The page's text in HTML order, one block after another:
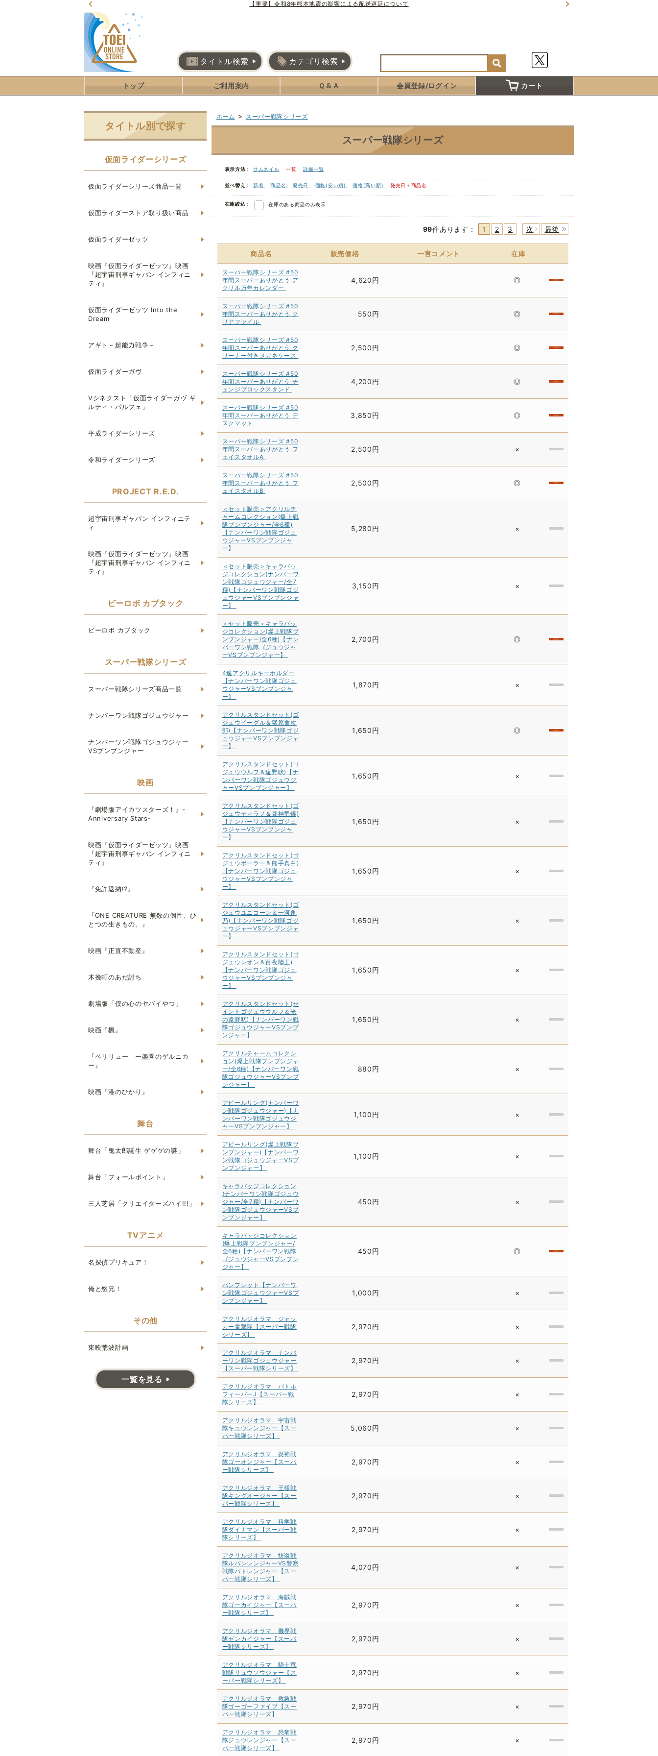
【重要】令和8年熊本地震の影響による配送遅延について
タイトル検索 カテゴリ検索
トップ ご利用案内 Ｑ＆Ａ 会員登録/ログイン カート
ホーム > スーパー戦隊シリーズ
スーパー戦隊シリーズ
表示方法： サムネイル 一覧 詳細一覧
並べ替え： 新着 商品名 発売日 価格(安い順) 価格(高い順) 発売日＋商品名
在庫絞込： 在庫のある商品のみ表示
99件あります ： 1 2 3 次 最後
商品名 販売価格 一言コメント 在庫
スーパー戦隊シリーズ #50
年間スーパーありがとう ア
クリル万年カレンダー
4,620円 ◎
スーパー戦隊シリーズ #50
年間スーパーありがとう ク
リアファイル
550円 ◎
スーパー戦隊シリーズ #50
年間スーパーありがとう ク
リーナー付きメガネケース
2,500円 ◎
スーパー戦隊シリーズ #50
年間スーパーありがとう チ
ェンジブロックスタンド
4,200円 ◎
スーパー戦隊シリーズ #50
年間スーパーありがとう デ
スクマット
3,850円 ◎
スーパー戦隊シリーズ #50
年間スーパーありがとう フ
ェイスタオルA
2,500円 ×
スーパー戦隊シリーズ #50
年間スーパーありがとう フ
ェイスタオルB
2,500円 ◎
＜セット販売＞アクリルチ
ャームコレクション(爆上戦
隊ブンブンジャー/全6種)
【ナンバーワン戦隊ゴジュ
ウジャーVSブンブンジャ
ー】
5,280円 ×
＜セット販売＞キャラバッ
ジコレクション(ナンバーワ
ン戦隊ゴジュウジャー/全7
種)【ナンバーワン戦隊ゴジ
ュウジャーVSブンブンジャ
ー】
3,150円 ×
＜セット販売＞キャラバッ
ジコレクション(爆上戦隊ブ
ンブンジャー/全6種)【ナン
バーワン戦隊ゴジュウジャ
ーVSブンブンジャー】
2,700円 ◎
4連アクリルキーホルダー
【ナンバーワン戦隊ゴジュ
ウジャーVSブンブンジャ
ー】
1,870円 ×
アクリルスタンドセット(ゴ
ジュウイーグル＆猛原禽次
郎)【ナンバーワン戦隊ゴジ
ュウジャーVSブンブンジャ
ー】
1,650円 ◎
アクリルスタンドセット(ゴ
ジュウウルフ＆遠野吠)【ナ
ンバーワン戦隊ゴジュウジ
ャーVSブンブンジャー】
1,650円 ×
アクリルスタンドセット(ゴ
ジュウティラノ＆暴神竜儀)
【ナンバーワン戦隊ゴジュ
ウジャーVSブンブンジャ
ー】
1,650円 ×
アクリルスタンドセット(ゴ
ジュウポーラー＆熊手真白)
【ナンバーワン戦隊ゴジュ
ウジャーVSブンブンジャ
ー】
1,650円 ×
アクリルスタンドセット(ゴ
ジュウユニコーン＆一河角
乃)【ナンバーワン戦隊ゴジ
ュウジャーVSブンブンジャ
ー】
1,650円 ×
アクリルスタンドセット(ゴ
ジュウレオン＆百夜陸王)
【ナンバーワン戦隊ゴジュ
ウジャーVSブンブンジャ
ー】
1,650円 ×
アクリルスタンドセット(セ
イントゴジュウウルフ＆光
の遠野吠)【ナンバーワン戦
隊ゴジュウジャーVSブンブ
ンジャー】
1,650円 ×
アクリルチャームコレクシ
ョン(爆上戦隊ブンブンジャ
ー/全6種)【ナンバーワン戦
隊ゴジュウジャーVSブンブ
ンジャー】
880円 ×
アピールリング(ナンバーワ
ン戦隊ゴジュウジャー)【ナ
ンバーワン戦隊ゴジュウジ
ャーVSブンブンジャー】
1,100円 ×
アピールリング(爆上戦隊ブ
ンブンジャー)【ナンバーワ
ン戦隊ゴジュウジャーVSブ
ンブンジャー】
1,100円 ×
キャラバッジコレクション
(ナンバーワン戦隊ゴジュウ
ジャー/全7種)【ナンバーワ
ン戦隊ゴジュウジャーVSブ
ンブンジャー】
450円 ×
キャラバッジコレクション
(爆上戦隊ブンブンジャー/
全6種)【ナンバーワン戦隊
ゴジュウジャーVSブンブン
ジャー】
450円 ◎
パンフレット【ナンバーワ
ン戦隊ゴジュウジャーVSブ
ンブンジャー】
1,000円 ×
アクリルジオラマ ジャッ
カー電撃隊【スーパー戦隊
シリーズ】
2,970円 ×
アクリルジオラマ ナンバ
ーワン戦隊ゴジュウジャー
【スーパー戦隊シリーズ】
2,970円 ×
アクリルジオラマ バトル
フィーバーJ【スーパー戦
隊シリーズ】
2,970円 ×
アクリルジオラマ 宇宙戦
隊キュウレンジャー【スー
パー戦隊シリーズ】
5,060円 ×
アクリルジオラマ 炎神戦
隊ゴーオンジャー【スーパ
ー戦隊シリーズ】
2,970円 ×
アクリルジオラマ 王様戦
隊キングオージャー【スー
パー戦隊シリーズ】
2,970円 ×
アクリルジオラマ 科学戦
隊ダイナマン【スーパー戦
隊シリーズ】
2,970円 ×
アクリルジオラマ 快盗戦
隊ルパンレンジャーVS警察
戦隊パトレンジャー【スー
パー戦隊シリーズ】
4,070円 ×
アクリルジオラマ 海賊戦
隊ゴーカイジャー【スーパ
ー戦隊シリーズ】
2,970円 ×
アクリルジオラマ 機界戦
隊ゼンカイジャー【スーパ
ー戦隊シリーズ】
2,970円 ×
アクリルジオラマ 騎士竜
戦隊リュウソウジャー【ス
ーパー戦隊シリーズ】
2,970円 ×
アクリルジオラマ 救急戦
隊ゴーゴーファイブ【スー
パー戦隊シリーズ】
2,970円 ×
アクリルジオラマ 恐竜戦
隊ジュウレンジャー【スー
パー戦隊シリーズ】
2,970円 ×
タイトル別で探す
仮面ライダーシリーズ
仮面ライダーシリーズ商品一覧
仮面ライダーストア取り扱い商品
仮面ライダーゼッツ
映画『仮面ライダーゼッツ』映画
『超宇宙刑事ギャバン インフィニ
ティ』
仮面ライダーゼッツ Into the
Dream
アギト－超能力戦争－
仮面ライダーガヴ
Vシネクスト「仮面ライダーガヴ ギ
ルティ・パルフェ」
平成ライダーシリーズ
令和ライダーシリーズ
PROJECT R.E.D.
超宇宙刑事ギャバン インフィニテ
ィ
映画『仮面ライダーゼッツ』映画
『超宇宙刑事ギャバン インフィニ
ティ』
ビーロボ カブタック
ビーロボ カブタック
スーパー戦隊シリーズ
スーパー戦隊シリーズ商品一覧
ナンバーワン戦隊ゴジュウジャー
ナンバーワン戦隊ゴジュウジャー
VSブンブンジャー
映画
『劇場版アイカツスターズ！』-
Anniversary Stars-
映画『仮面ライダーゼッツ』映画
『超宇宙刑事ギャバン インフィニ
ティ』
『免許返納!?』
『ONE CREATURE 無数の個性、ひ
とつの生きもの。』
映画『正直不動産』
木挽町のあだ討ち
劇場版「僕の心のヤバイやつ」
映画『楓』
『ペリリュー ー楽園のゲルニカ
ー』
映画『港のひかり』
舞台
舞台「鬼太郎誕生 ゲゲゲの謎」
舞台「フォールポイント」
三人芝居「クリエイターズハイ!!!」
TVアニメ
名探偵プリキュア！
俺と悠兄！
その他
東映荒波計画
一覧を見る